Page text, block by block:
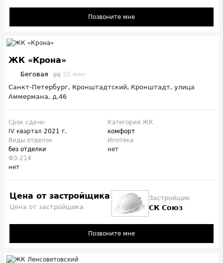
Позвоните мне
ЖК «Крона»
Беговая 35 мин
Санкт-Петербург, Кронштадтский, Кронштадт, улица
Аммермана, д.46
Срок сдачи:
IV квартал 2021 г.
Категория ЖК
комфорт
Виды отделок
без отделки
Ипотека
нет
ФЗ-214
нет
Цена от застройщика
Цена от застройщика
Застройщик
СК Союз
Позвоните мне